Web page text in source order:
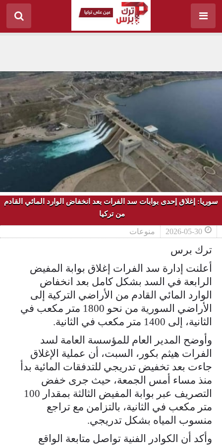
سوريا: إغلاق إحدى بوابات سد الفرات بعد انخفاض الوارد المائي القادم
‏من تركيا ‏
2026-05-30 منوعات
ترك برس
أعلنت إدارة سد الفرات إغلاق بوابة المفيض
الرابعة في السد بشكل كامل ‏بعد انخفاض
الوارد المائي القادم من الأراضي التركية إلى
الأراضي ‏السورية من نحو 1800 متر مكعب في
الثانية، إلى 1400 متر مكعب في ‏الثانية.‏
وأوضح المدير العام للمؤسسة العامة لسد
الفرات هيثم بكور، السبت، أن عملية الإغلاق
جاءت بعد تخفيض تدريجي للتدفقات ‏المائية بدأ
منذ مساء أمس الجمعة، حيث جرى خفض
التصريف عبر بوابة ‏المفيض الثالثة بمقدار 100
متر مكعب في الثانية، بالتزامن مع تراجع
‏منسوب المياه بشكل تدريجي.‏
وأكد أن الكوادر الفنية تواصل متابعة الواقع